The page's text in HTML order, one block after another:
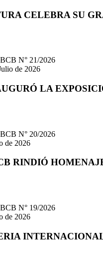
CELEBRA SU
N° 21/2026
de 2026
LA
N° 20/2026
de 2026
RINDIÓ
N° 19/2026
de 2026